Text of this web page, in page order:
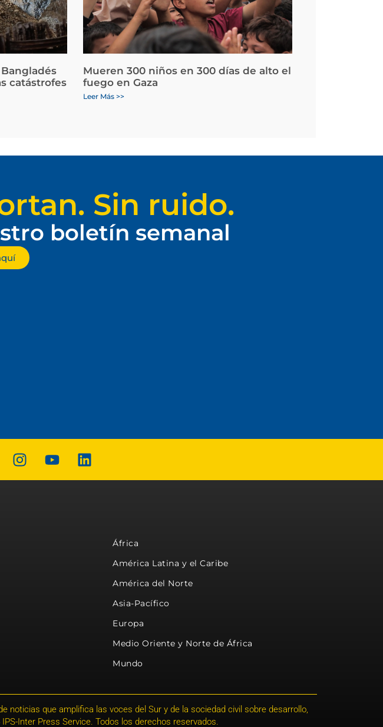
catástrofes
Mueren 300 niños en 300 días de alto el
fuego en Gaza
Leer Más >>
Sin ruido.
boletín semanal
África
América Latina y el Caribe
América del Norte
Asia-Pacífico
Europa
Medio Oriente y Norte de África
Mundo
noticias que amplifica las voces del Sur y de la sociedad civil sobre desarrollo,
Inter Press Service. Todos los derechos reservados.